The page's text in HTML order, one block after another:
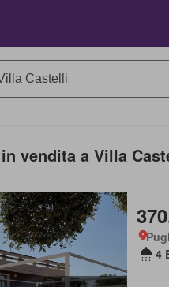
vendita a Villa
4